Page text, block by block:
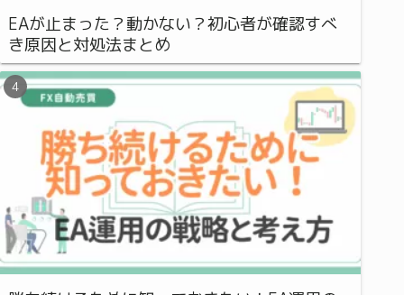
EAが止まった？動かない？初心者が確認すべ
き原因と対処法まとめ